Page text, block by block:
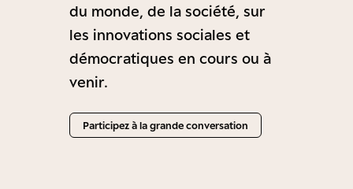
du monde, de la société, sur
les innovations sociales et
démocratiques en cours ou à
venir.
Participez à la grande conversation